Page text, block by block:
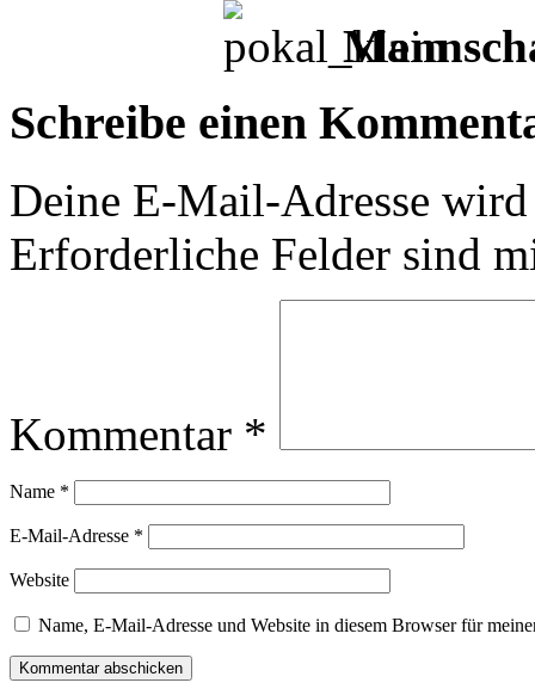
Schreibe einen
Deine E-Mail-Adresse
Erforderliche Felder sind
Kommentar *
Name *
E-Mail-Adresse *
Website
Name, E-Mail-Adresse und Website in diesem Browser für